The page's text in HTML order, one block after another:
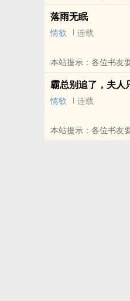
落雨无眠
情欲 连载
本站提示：各位书友
霸总别追了，夫人
情欲 连载
本站提示：各位书友